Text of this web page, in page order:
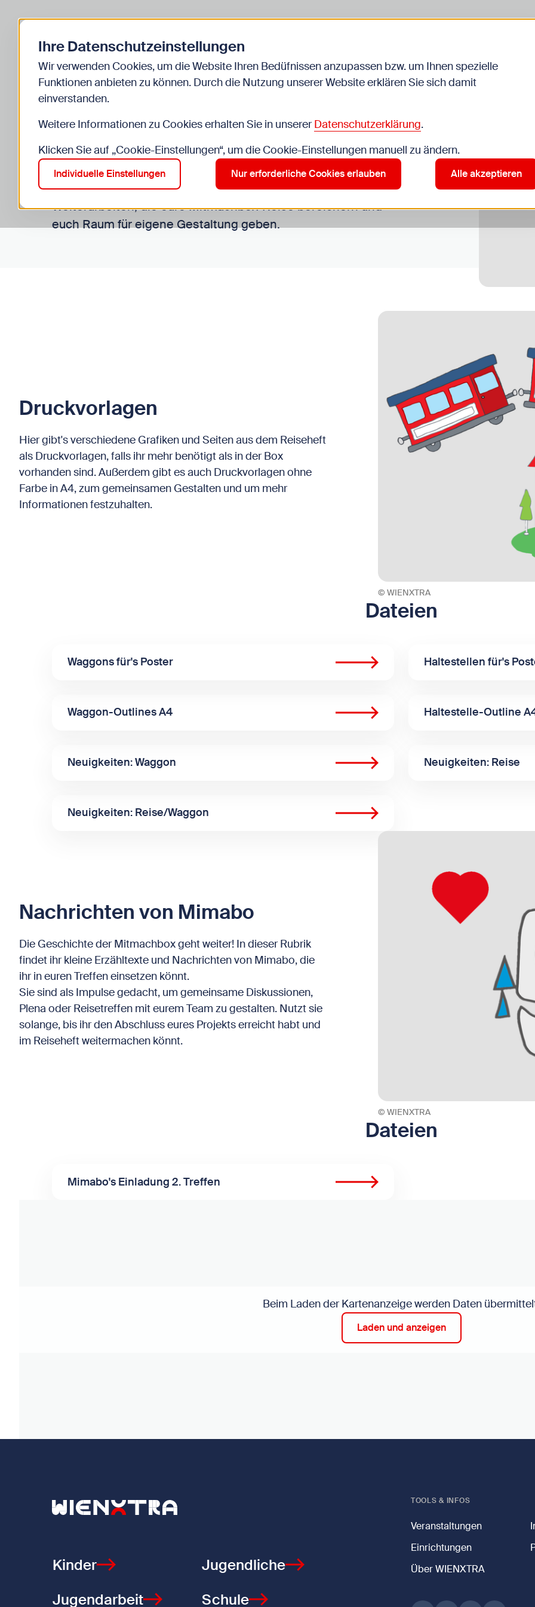
Druckvorlagen &
Nachrichten
Auf dieser Seite findet ihr Grafiken, Vorlagen und Texte zum
Weiterarbeiten, die eure Mitmachbox-Reise bereichern und
euch Raum für eigene Gestaltung geben.
Druckvorlagen
Hier gibt's verschiedene Grafiken und Seiten aus dem Reiseheft
als Druckvorlagen, falls ihr mehr benötigt als in der Box
vorhanden sind. Außerdem gibt es auch Druckvorlagen ohne
Farbe in A4, zum gemeinsamen Gestalten und um mehr
Informationen festzuhalten.
© WIENXTRA
Dateien
Waggons für's Poster Haltestellen für's
Waggon-Outlines A4 Haltestelle-Outline
Neuigkeiten: Waggon Neuigkeiten: Reise
Neuigkeiten: Reise/Waggon
Nachrichten von Mimabo
Die Geschichte der Mitmachbox geht weiter! In dieser Rubrik
findet ihr kleine Erzähltexte und Nachrichten von Mimabo, die
ihr in euren Treffen einsetzen könnt.
Sie sind als Impulse gedacht, um gemeinsame Diskussionen,
Plena oder Reisetreffen mit eurem Team zu gestalten. Nutzt sie
solange, bis ihr den Abschluss eures Projekts erreicht habt und
im Reiseheft weitermachen könnt.
© WIENXTRA
Dateien
Mimabo's Einladung 2. Treffen
Beim Laden der Kartenanzeige werden Daten
Laden und anzeigen
Zurück zur Startseite
Kinder
Jugendliche
Jugendarbeit
Schule
TOOLS & INFOS
Veranstaltungen
Einrichtungen
Über WIENXTRA
Ihre Datenschutzeinstellungen
Wir verwenden Cookies, um die Website Ihren Bedüfnissen anzupassen bzw. um Ihnen spezielle
Funktionen anbieten zu können. Durch die Nutzung unserer Website erklären Sie sich damit
einverstanden.
Weitere Informationen zu Cookies erhalten Sie in unsererDatenschutzerklärung.
Klicken Sie auf „Cookie-Einstellungen“, um die Cookie-Einstellungen manuell zu ändern.
Individuelle Einstellungen Nur erforderliche Cookies erlauben Alle akzeptieren